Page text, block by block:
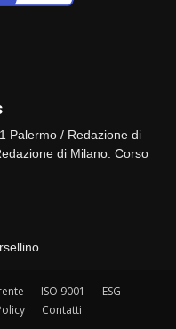
Palermo / Redazione di
di Milano: Corso
ISO 9001
ESG
Contatti